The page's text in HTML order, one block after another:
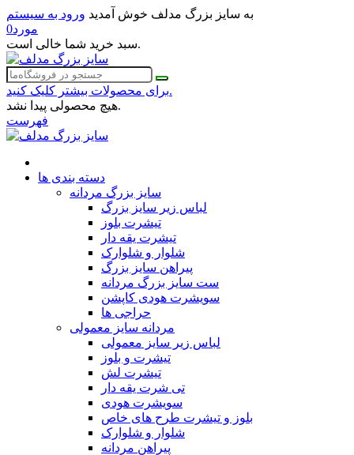
به سایز بزرگ مدلف خوش آمدید ورود به سیستم
0مورد
سبد خرید شما خالی است.
برای محصولات بیشتر کلیک کنید.
هیچ محصولی پیدا نشد.
فهرست
دسته بندی ها
سایز بزرگ مردانه
لباس زیر سایز بزرگ
تیشرت بلوز
تیشرت یقه دار
شلوار و شلوارک
پیراهن سایز بزرگ
ست سایز بزرگ مردانه
سویشرت هودی کاپشن
حراجی ها
مردانه سایز معمولی
لباس زیر سایز معمولی
تیشرت و بلوز
تیشرت لش
تی شرت یقه دار
سویشرت هودی
بلوز و تیشرت طرح های خاص
شلوار و شلوارک
پیراهن مردانه